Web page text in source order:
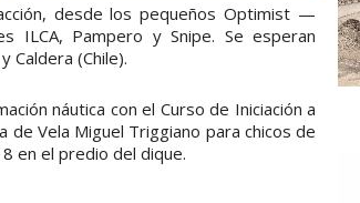
desde los pequeños Optimist —
Pampero y Snipe. Se esperan
Caldera (Chile).
náutica con el Curso de Iniciación a
de Vela Miguel Triggiano para chicos de
en el predio del dique.